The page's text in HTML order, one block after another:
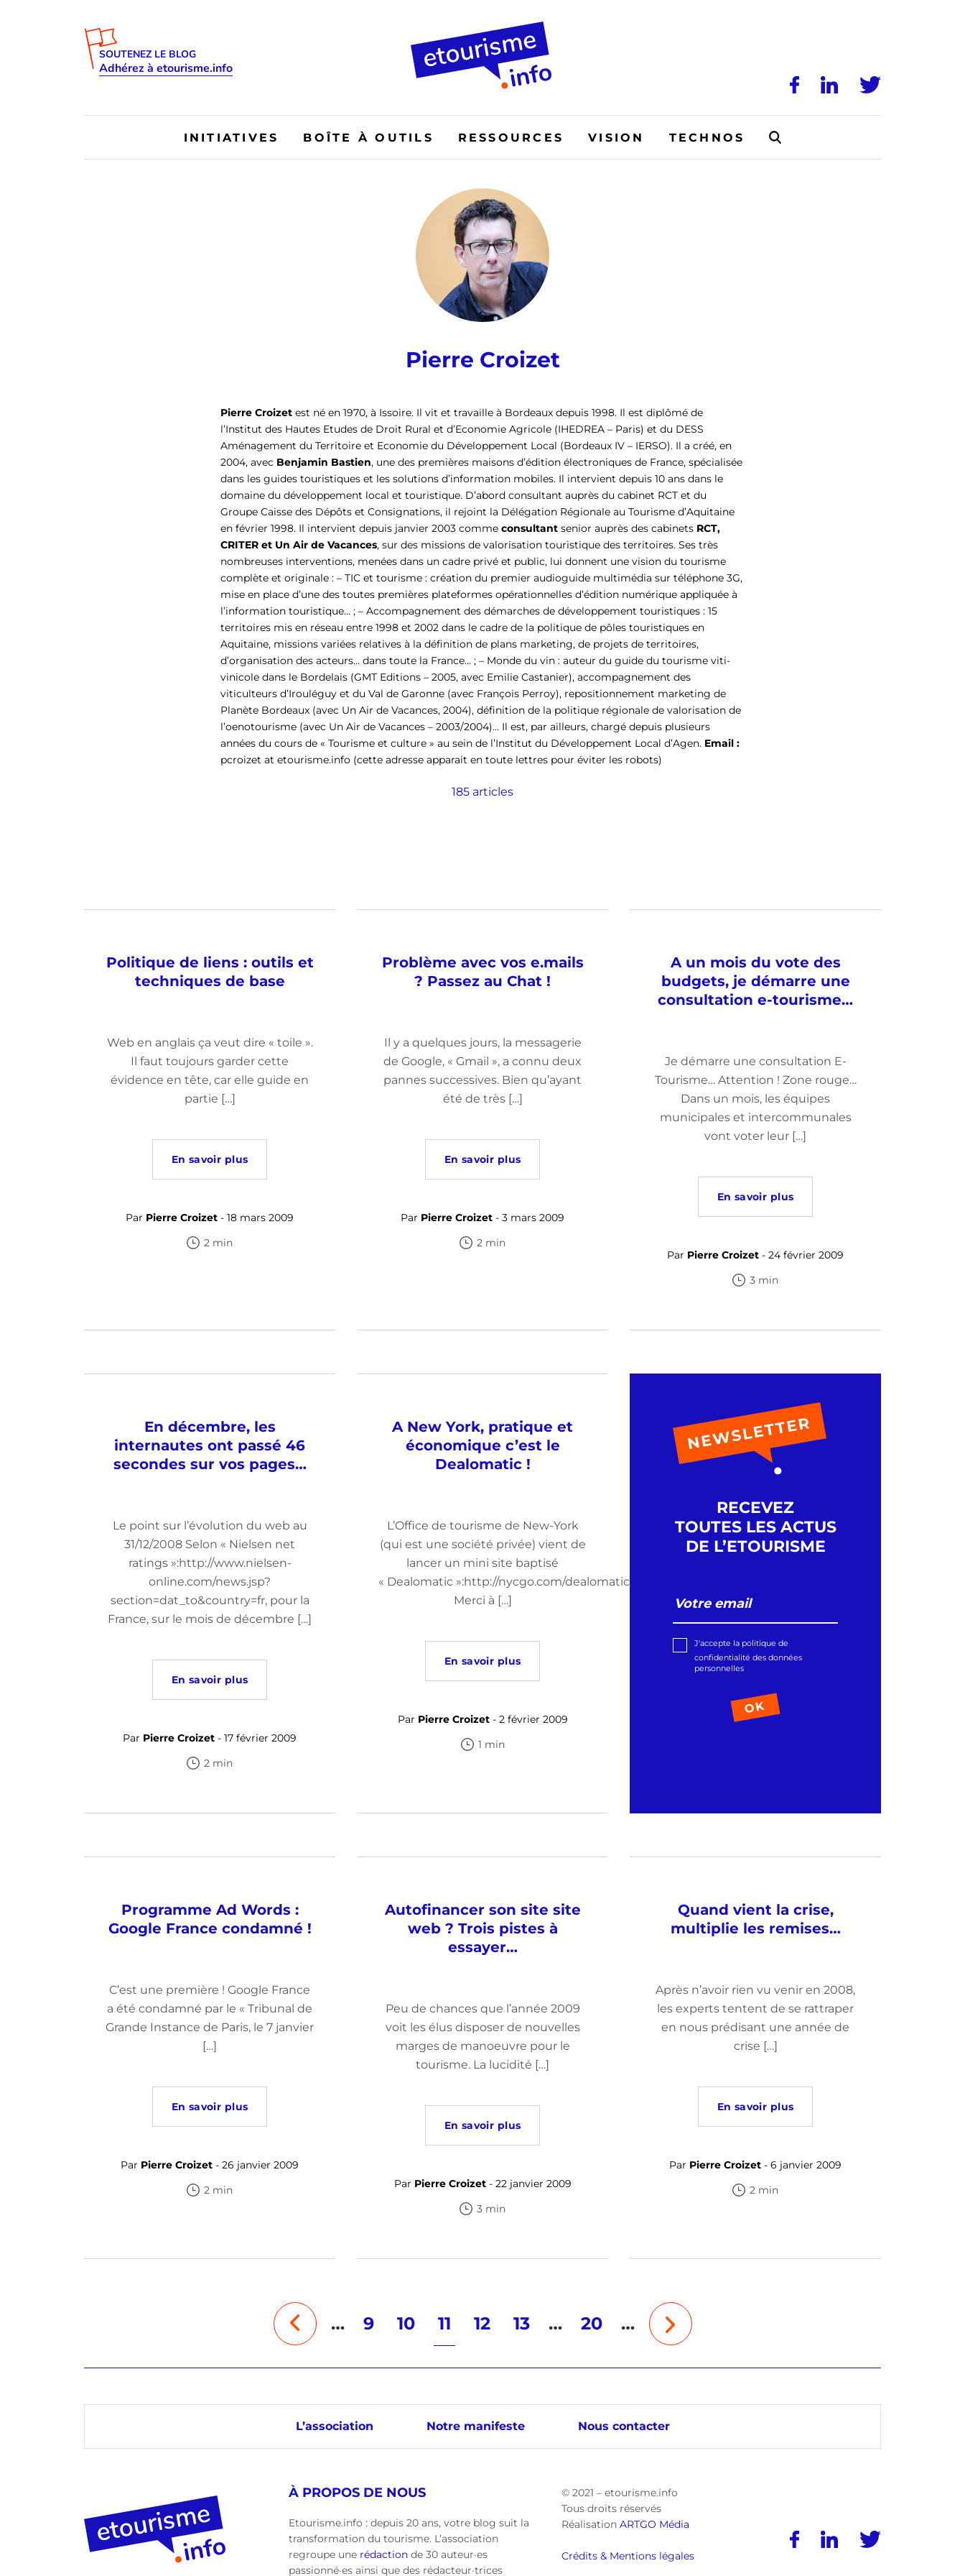
SOUTENEZ LE BLOG
Adhérez à etourisme.info
INITIATIVES BOÎTE À OUTILS RESSOURCES VISION TECHNOS
Pierre Croizet
Pierre Croizet est né en 1970, à Issoire. Il vit et travaille à Bordeaux depuis 1998. Il est diplômé de
l’Institut des Hautes Etudes de Droit Rural et d’Economie Agricole (IHEDREA – Paris) et du DESS
Aménagement du Territoire et Economie du Développement Local (Bordeaux IV – IERSO). Il a créé, en
2004, avec Benjamin Bastien, une des premières maisons d’édition électroniques de France, spécialisée
dans les guides touristiques et les solutions d’information mobiles. Il intervient depuis 10 ans dans le
domaine du développement local et touristique. D’abord consultant auprès du cabinet RCT et du
Groupe Caisse des Dépôts et Consignations, il rejoint la Délégation Régionale au Tourisme d’Aquitaine
en février 1998. Il intervient depuis janvier 2003 comme consultant senior auprès des cabinets RCT,
CRITER et Un Air de Vacances, sur des missions de valorisation touristique des territoires. Ses très
nombreuses interventions, menées dans un cadre privé et public, lui donnent une vision du tourisme
complète et originale : – TIC et tourisme : création du premier audioguide multimédia sur téléphone 3G,
mise en place d’une des toutes premières plateformes opérationnelles d’édition numérique appliquée à
l’information touristique… ; – Accompagnement des démarches de développement touristiques : 15
territoires mis en réseau entre 1998 et 2002 dans le cadre de la politique de pôles touristiques en
Aquitaine, missions variées relatives à la définition de plans marketing, de projets de territoires,
d’organisation des acteurs… dans toute la France… ; – Monde du vin : auteur du guide du tourisme viti-
vinicole dans le Bordelais (GMT Editions – 2005, avec Emilie Castanier), accompagnement des
viticulteurs d’Irouléguy et du Val de Garonne (avec François Perroy), repositionnement marketing de
Planète Bordeaux (avec Un Air de Vacances, 2004), définition de la politique régionale de valorisation de
l’oenotourisme (avec Un Air de Vacances – 2003/2004)… Il est, par ailleurs, chargé depuis plusieurs
années du cours de « Tourisme et culture » au sein de l’Institut du Développement Local d’Agen. Email :
pcroizet at etourisme.info (cette adresse apparait en toute lettres pour éviter les robots)
185 articles
Politique de liens : outils et
techniques de base
Web en anglais ça veut dire « toile ».
Il faut toujours garder cette
évidence en tête, car elle guide en
partie […]
En savoir plus
Par Pierre Croizet - 18 mars 2009
2 min
Problème avec vos e.mails
? Passez au Chat !
Il y a quelques jours, la messagerie
de Google, « Gmail », a connu deux
pannes successives. Bien qu’ayant
été de très […]
En savoir plus
Par Pierre Croizet - 3 mars 2009
2 min
A un mois du vote des
budgets, je démarre une
consultation e-tourisme…
Je démarre une consultation E-
Tourisme… Attention ! Zone rouge…
Dans un mois, les équipes
municipales et intercommunales
vont voter leur […]
En savoir plus
Par Pierre Croizet - 24 février 2009
3 min
En décembre, les
internautes ont passé 46
secondes sur vos pages…
Le point sur l’évolution du web au
31/12/2008 Selon « Nielsen net
ratings »:http://www.nielsen-
online.com/news.jsp?
section=dat_to&country=fr, pour la
France, sur le mois de décembre […]
En savoir plus
Par Pierre Croizet - 17 février 2009
2 min
A New York, pratique et
économique c’est le
Dealomatic !
L’Office de tourisme de New-York
(qui est une société privée) vient de
lancer un mini site baptisé
« Dealomatic »:http://nycgo.com/dealomatic.
Merci à […]
En savoir plus
Par Pierre Croizet- 2 février 2009
1 min
RECEVEZ
TOUTES LES ACTUS
DE L’ETOURISME
J'accepte la politique de
confidentialité des données
personnelles
Programme Ad Words :
Google France condamné !
C’est une première ! Google France
a été condamné par le « Tribunal de
Grande Instance de Paris, le 7 janvier
[…]
En savoir plus
Par Pierre Croizet - 26 janvier 2009
2 min
Autofinancer son site site
web ? Trois pistes à
essayer…
Peu de chances que l’année 2009
voit les élus disposer de nouvelles
marges de manoeuvre pour le
tourisme. La lucidité […]
En savoir plus
Par Pierre Croizet- 22 janvier 2009
3 min
Quand vient la crise,
multiplie les remises…
Après n’avoir rien vu venir en 2008,
les experts tentent de se rattraper
en nous prédisant une année de
crise […]
En savoir plus
Par Pierre Croizet - 6 janvier 2009
2 min
… 9 10 11 12 13 … 20 …
L’association Notre manifeste Nous contacter
À PROPOS DE NOUS
Etourisme.info : depuis 20 ans, votre blog suit la
transformation du tourisme. L’association
regroupe une rédaction de 30 auteur·es
passionné·es ainsi que des rédacteur·trices
© 2021 – etourisme.info
Tous droits réservés
Réalisation ARTGO Média
Crédits & Mentions légales